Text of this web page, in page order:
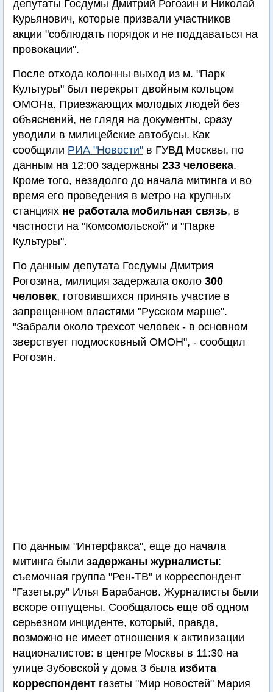
депутаты Госдумы Дмитрий Рогозин и Николай
Курьянович, которые призвали участников
акции "соблюдать порядок и не поддаваться на
провокации".
После отхода колонны выход из м. "Парк
Культуры" был перекрыт двойным кольцом
ОМОНа. Приезжающих молодых людей без
объяснений, не глядя на документы, сразу
уводили в милицейские автобусы. Как
сообщили РИА "Новости" в ГУВД Москвы, по
данным на 12:00 задержаны 233 человека.
Кроме того, незадолго до начала митинга и во
время его проведения в метро на крупных
станциях не работала мобильная связь, в
частности на "Комсомольской" и "Парке
Культуры".
По данным депутата Госдумы Дмитрия
Рогозина, милиция задержала около 300
человек, готовившихся принять участие в
запрещенном властями "Русском марше".
"Забрали около трехсот человек - в основном
зверствует подмосковный ОМОН", - сообщил
Рогозин.
По данным "Интерфакса", еще до начала
митинга были задержаны журналисты:
съемочная группа "Рен-ТВ" и корреспондент
"Газеты.ру" Илья Барабанов. Журналисты были
вскоре отпущены. Сообщалось еще об одном
серьезном инциденте, который, правда,
возможно не имеет отношения к активизации
националистов: в центре Москвы в 11:30 на
улице Зубовской у дома 3 была избита
корреспондент газеты "Мир новостей" Мария